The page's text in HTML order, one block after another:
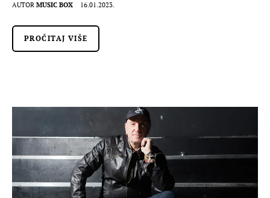
AUTOR MUSIC BOX 16.01.2023.
PROČITAJ VIŠE